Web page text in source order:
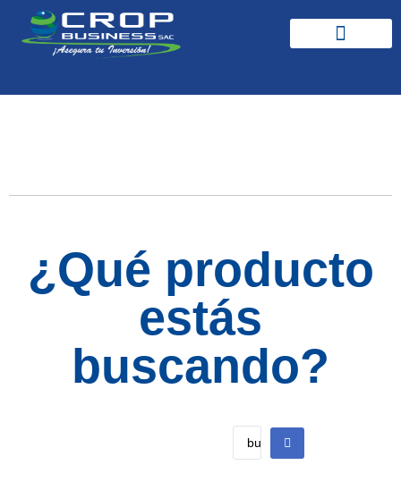
¿Qué producto
estás
buscando?